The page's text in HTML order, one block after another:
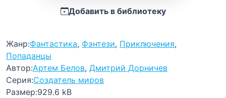
Добавить в библиотеку
Жанр:Фантастика, Фэнтези, Приключения,
Попаданцы
Автор:Артем Белов, Дмитрий Дорничев
Серия:Создатель миров
Размер:929.6 kB